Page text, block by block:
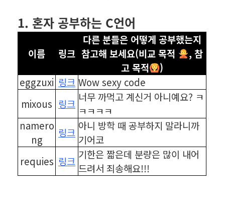
1. 혼자 공부하는 C언어
이름 링크
다른 분들은 어떻게 공부했는지
참고해 보세요(비교 목적
, 참
고 목적
)
eggzuxi 링크 Wow sexy code
mixous 링크
너무 까먹고 계신거 아니예요? ㅋ
ㅋㅋㅋㅋ
namero
ng
링크
아니 방학 때 공부하지 말라니까
기어코
requies 링크
기한은 짧은데 분량은 많이 내어
드려서 죄송해요!!!